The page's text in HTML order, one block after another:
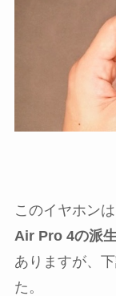
このイヤホン
Air Pro 4の派
ありますが、
た。